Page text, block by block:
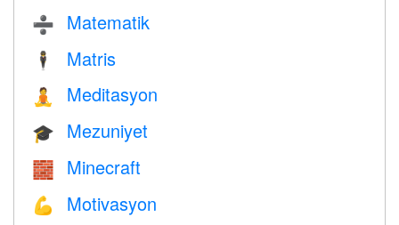
➗ Matematik
🕴️ Matris
🧘 Meditasyon
🎓 Mezuniyet
🧱 Minecraft
💪 Motivasyon